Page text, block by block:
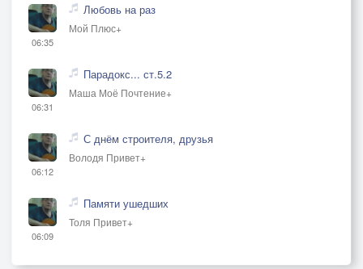
06:35
Любовь на раз
Мой Плюс+
06:31
Парадокс... ст.5.2
Маша Моё Почтение+
06:12
С днём строителя, друзья
Володя Привет+
06:09
Памяти ушедших
Толя Привет+